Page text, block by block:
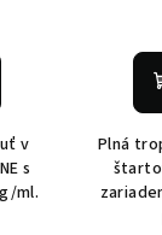
v
s
ml.
Plná